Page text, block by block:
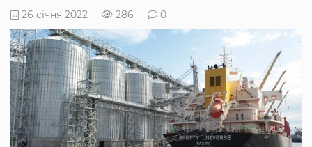
26 січня 2022 286 0